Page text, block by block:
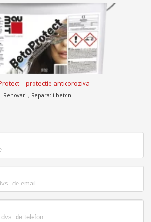
– protectie anticoroziva
Renovari , Reparatii beton